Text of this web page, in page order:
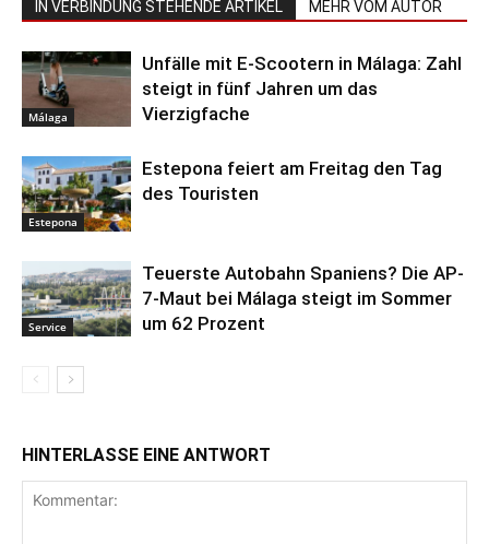
IN VERBINDUNG STEHENDE ARTIKEL MEHR VOM AUTOR
Málaga
Unfälle mit E-Scootern in Málaga: Zahl
steigt in fünf Jahren um das
Vierzigfache
Estepona
Estepona feiert am Freitag den Tag
des Touristen
Service
Teuerste Autobahn Spaniens? Die AP-
7-Maut bei Málaga steigt im Sommer
um 62 Prozent
HINTERLASSE EINE ANTWORT